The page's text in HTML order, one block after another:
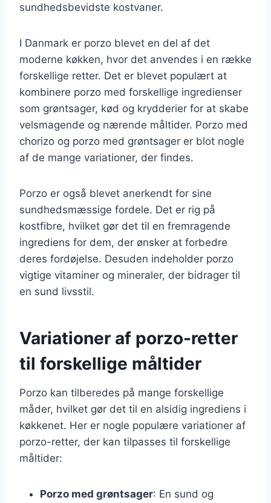
sundhedsbevidste kostvaner.
I Danmark er porzo blevet en del af det
moderne køkken, hvor det anvendes i en række
forskellige retter. Det er blevet populært at
kombinere porzo med forskellige ingredienser
som grøntsager, kød og krydderier for at skabe
velsmagende og nærende måltider. Porzo med
chorizo og porzo med grøntsager er blot nogle
af de mange variationer, der findes.
Porzo er også blevet anerkendt for sine
sundhedsmæssige fordele. Det er rig på
kostfibre, hvilket gør det til en fremragende
ingrediens for dem, der ønsker at forbedre
deres fordøjelse. Desuden indeholder porzo
vigtige vitaminer og mineraler, der bidrager til
en sund livsstil.
Variationer af porzo-retter
til forskellige måltider
Porzo kan tilberedes på mange forskellige
måder, hvilket gør det til en alsidig ingrediens i
køkkenet. Her er nogle populære variationer af
porzo-retter, der kan tilpasses til forskellige
måltider:
Porzo med grøntsager: En sund og